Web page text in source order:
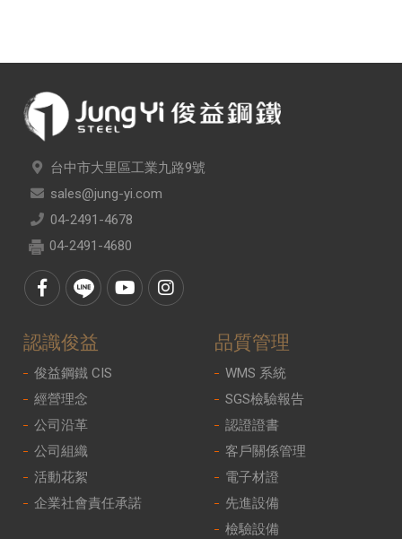
台中市大里區工業九路9號
sales@jung-yi.com
04-2491-4678
04-2491-4680
認識俊益
俊益鋼鐵 CIS
經營理念
公司沿革
公司組織
活動花絮
企業社會責任承諾
品質管理
WMS 系統
SGS檢驗報告
認證證書
客戶關係管理
電子材證
先進設備
檢驗設備